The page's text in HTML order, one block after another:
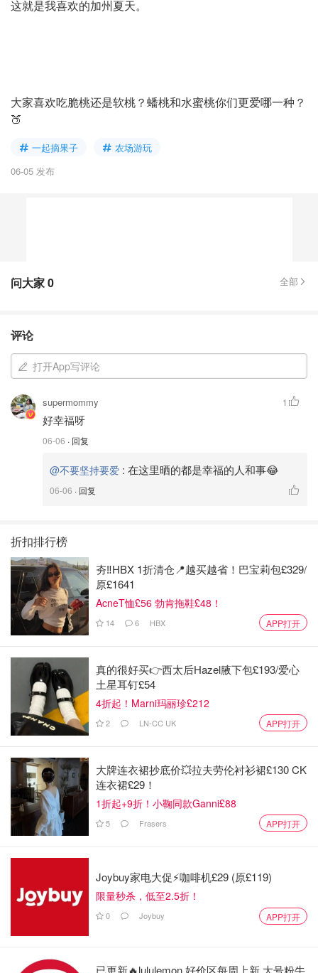
这就是我喜欢的加州夏天。
大家喜欢吃脆桃还是软桃？蟠桃和水蜜桃你们更爱哪一种？
🍑
一起摘果子
农场游玩
06-05 发布
问大家0 全部
评论
打开App写评论
supermommy
好幸福呀
06-06 · 回复
1
@不要坚持要爱 : 在这里晒的都是幸福的人和事😂
06-06 · 回复
折扣排行榜
夯‼️HBX 1折清仓📍越买越省！巴宝莉包£329/
原£1641
AcneT恤£56 勃肯拖鞋£48！
14 6 HBX APP打开
真的很好买👉西太后Hazel腋下包£193/爱心
土星耳钉£54
4折起！Marni玛丽珍£212
2 LN-CC UK APP打开
大牌连衣裙抄底价💥拉夫劳伦衬衫裙£130 CK
连衣裙£29！
1折起+9折！小鞠同款Ganni£88
5 Frasers APP打开
Joybuy家电大促⚡咖啡机£29 (原£119)
限量秒杀，低至2.5折！
0 Joybuy APP打开
已更新🔥lululemon 好价区每周上新 大号粉牛